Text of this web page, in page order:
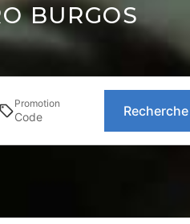
BURGOS
Promotion Recherche